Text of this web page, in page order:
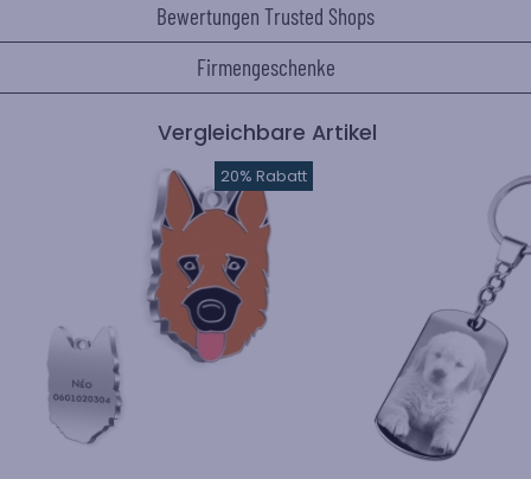
Bewertungen Trusted Shops
Firmengeschenke
Vergleichbare Artikel